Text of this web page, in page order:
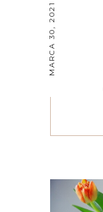
MARCA 30, 2021